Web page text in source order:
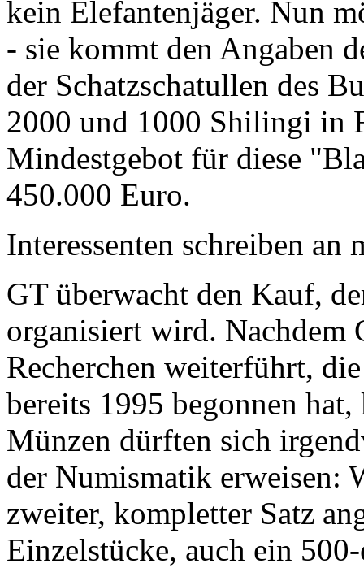
kein Elefantenjäger. Nun
- sie kommt den Angaben
der Schatzschatullen des
2000 und 1000 Shilingi in
Mindestgebot für diese
450.000 Euro.
Interessenten schreiben
GT überwacht den Kauf,
organisiert wird. Nachdem
Recherchen weiterführt,
bereits 1995 begonnen
Münzen dürften sich
der Numismatik erweisen:
zweiter, kompletter Satz
Einzelstücke, auch ein